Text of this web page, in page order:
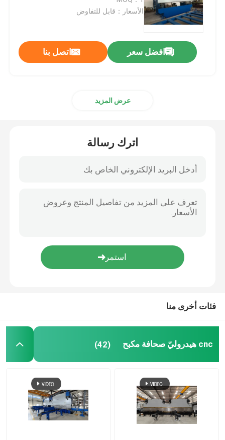
cnc ترادفيّ صحافة مكبح
خفيف Pole آلة
استدقاق عمليّة قطع آلة
آلة تشكيل الدرابزين
يقذف يفجّر آلة
آلة قطع الليزر
آلة قطع البلازما CNC
آلة استقامة العمود
الأسعار：قابل للتفاوض
افضل سعر اتصل بنا
عرض المزيد
اترك رسالة
فئات أخرى منا
cnc هيدروليّ صحافة مكبح (42)